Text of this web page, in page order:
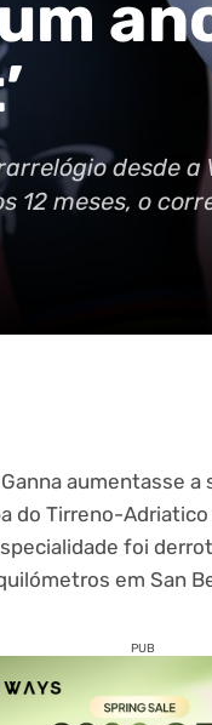
desde
12 meses, o
aumentasse
do Tirreno-
foi
em San
PUB